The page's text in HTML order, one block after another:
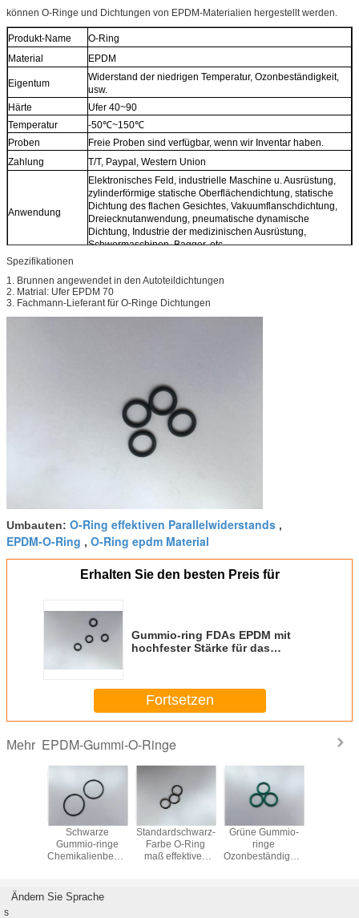
können O-Ringe und Dichtungen von EPDM-Materialien hergestellt werden.
Produkt-Name
O-Ring
Material
EPDM
Eigentum
Widerstand der niedrigen Temperatur, Ozonbeständigkeit,
usw.
Härte
Ufer 40~90
Temperatur
-50℃~150℃
Proben
Freie Proben sind verfügbar, wenn wir Inventar haben.
Zahlung
T/T, Paypal, Western Union
Anwendung
Elektronisches Feld, industrielle Maschine u. Ausrüstung,
zylinderförmige statische Oberflächendichtung, statische
Dichtung des flachen Gesichtes, Vakuumflanschdichtung,
Dreiecknutanwendung, pneumatische dynamische
Dichtung, Industrie der medizinischen Ausrüstung,
Schwermaschinen, Bagger, etc.
Spezifikationen
1. Brunnen angewendet in den Autoteildichtungen
2. Matrial: Ufer EPDM 70
3. Fachmann-Lieferant für O-Ringe Dichtungen
Umbauten: O-Ring effektiven Parallelwiderstands ,
EPDM-O-Ring , O-Ring epdm Material
Erhalten Sie den besten Preis für
Gummio-ring FDAs EPDM mit
hochfester Stärke für das
Fortsetzen
Mehr EPDM-Gummi-O-Ringe
Schwarze
Gummio-ringe
Chemikalienbeständigkeit
Luftkompressor-
Dichtung
Standardschwarz-
Farbe O-Ring
maß effektiven
Grüne Gummio-
ringe
Ozonbeständigkeit
Ändern Sie Sprache
s